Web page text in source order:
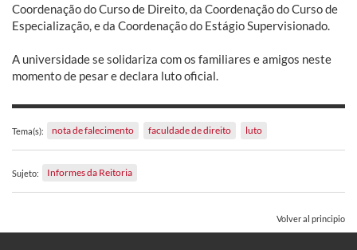
Coordenação do Curso de Direito, da Coordenação do Curso de
Especialização, e da Coordenação do Estágio Supervisionado.
A universidade se solidariza com os familiares e amigos neste
momento de pesar e declara luto oficial.
Tema(s): nota de falecimento faculdade de direito luto
Sujeto: Informes da Reitoria
Volver al principio